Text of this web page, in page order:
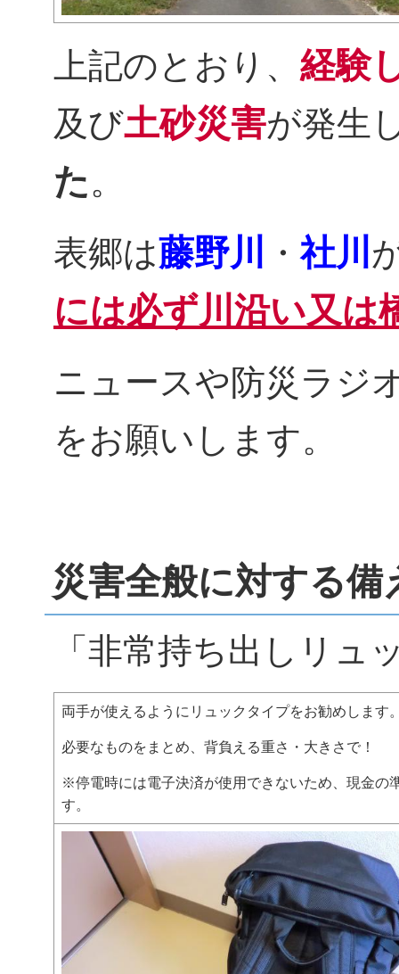
上記のとおり、 経験
及び土砂災害が発生
た。
表郷は藤野川 ・社川
には必ず川沿い又は
ニュースや防災ラジ
をお願いします。
災害全般に対する備
「非常持ち出しリュ
両手が使えるようにリュックタイプをお勧めします
必要なものをまとめ、背負える重さ・大きさで！
※停電時には電子決済が使用できないため、現金の
す。